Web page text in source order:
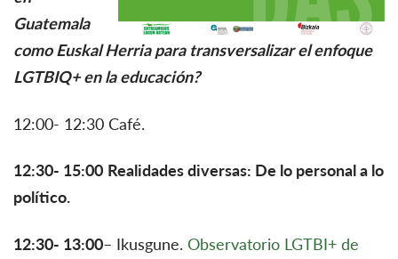
Guatemala
como Euskal Herria para transversalizar el enfoque
LGTBIQ+ en la educación?
12:00- 12:30 Café.
12:30- 15:00 Realidades diversas: De lo personal a lo
político.
12:30- 13:00– Ikusgune. Observatorio LGTBI+ de